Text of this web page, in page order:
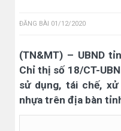
ĐĂNG BÀI 01/12/2020
(TN&MT) – UBND
Chỉ thị số 18/CT-
sử dụng, tái chế,
nhựa trên địa bàn